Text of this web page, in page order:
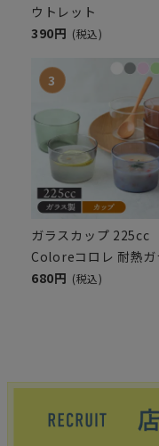
ウトレット
390円 (税込)
ガラスカップ 225cc
Coloreコロレ 耐熱ガ
680円 (税込)